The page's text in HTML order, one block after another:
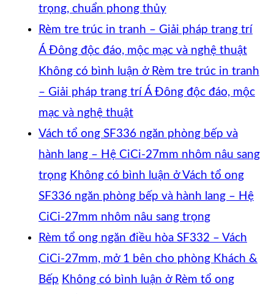
trọng, chuẩn phong thủy
Rèm tre trúc in tranh – Giải pháp trang trí
Á Đông độc đáo, mộc mạc và nghệ thuật
Không có bình luận ở Rèm tre trúc in tranh
– Giải pháp trang trí Á Đông độc đáo, mộc
mạc và nghệ thuật
Vách tổ ong SF336 ngăn phòng bếp và
hành lang – Hệ CiCi-27mm nhôm nâu sang
trọng Không có bình luận ở Vách tổ ong
SF336 ngăn phòng bếp và hành lang – Hệ
CiCi-27mm nhôm nâu sang trọng
Rèm tổ ong ngăn điều hòa SF332 – Vách
CiCi-27mm, mở 1 bên cho phòng Khách &
Bếp Không có bình luận ở Rèm tổ ong